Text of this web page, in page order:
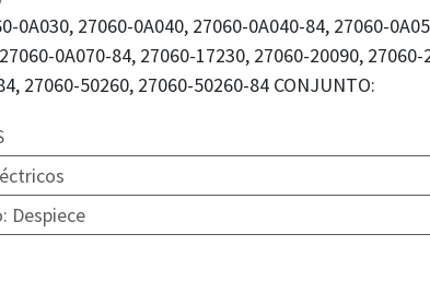
0A030, 27060-0A040, 27060-0A040-84, 27060-
0A070-84, 27060-17230, 27060-20090,
27060-50260, 27060-50260-84 CONJUNTO:
: Despiece